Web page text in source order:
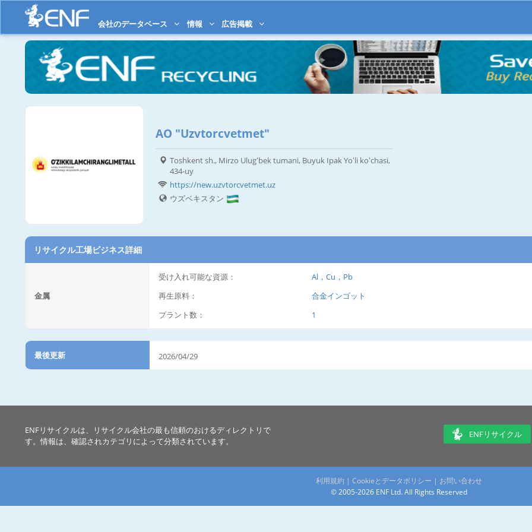
会社のデータベース 情報 広告掲載
AO "Uzvtorcvetmet"
Toshkent sh., Mirzo Ulugʻbek tumani, Buyuk Ipak Yoʻli koʻchasi,
434-uy
https://new.uzvtorcvetmet.uz
ウズベキスタン
リサイクル工場ビジネス詳細
金属
受け入れ可能な資源：
Al，Cu，Pb
再生原料：
合金インゴット
プラント数：
1
最後更新 2026/04/29
ENFリサイクルは、リサイクル会社の最も信頼のおけるディレクトリで
す。情報は、確認されカテゴリによって分類されています。
ENFリサイクル
利用規約 | Cookieとデータポリシー | お問い合わせ
© 2005-2026 ENF Ltd. All Rights Reserved